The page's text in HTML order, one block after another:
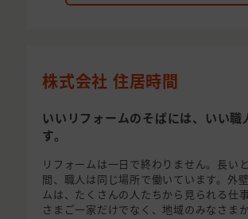
株式会社 住居時間
いいリフォームのそばには、いい職
す。
リフォームは一日で終わりません。長い
間、職人は同じ場所で働いています。外
ムは、たくさんの人たちから見られる仕
さまご一家だけでなく、地域のみなさま